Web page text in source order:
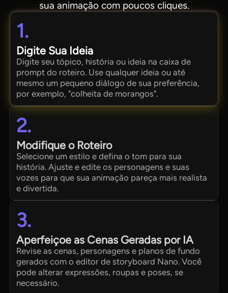
sua animação com poucos cliques.
1.
Digite Sua Ideia
Digite seu tópico, história ou ideia na caixa de
prompt do roteiro. Use qualquer ideia ou até
mesmo um pequeno diálogo de sua preferência,
por exemplo, "colheita de morangos".
2.
Modifique o Roteiro
Selecione um estilo e defina o tom para sua
história. Ajuste e edite os personagens e suas
vozes para que sua animação pareça mais realista
e divertida.
3.
Aperfeiçoe as Cenas Geradas por IA
Revise as cenas, personagens e planos de fundo
gerados com o editor de storyboard Nano. Você
pode alterar expressões, roupas e poses, se
necessário.